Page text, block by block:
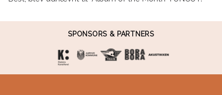
SPONSORS & PARTNERS